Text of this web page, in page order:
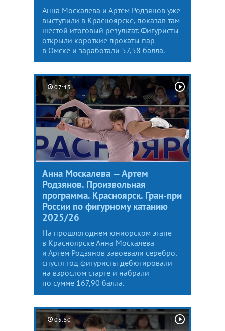
Анна Москалева и Артем Родзянов уже
выступили в Красноярске, показав там
шестой итоговый результат. Фигуристы
открыли короткие прокаты пар
в Омске и заработали 57,58 балла.
07:13
Анна Москалева — Артем
Родзянов. Произвольная
программа. Красноярск. Гран-при
России по фигурному катанию
2025/26
На прошлогоднем юниорском этапе
в Красноярске Анна Москалева
и Артем Родзянов завоевали серебро,
спустя год фигуристы дебютировали
на взрослом старте и набрали
по сумме 167,90 балла.
05:50